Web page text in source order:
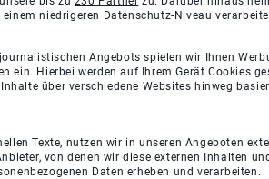
niedrigeren Datenschutz-Niveau
Angebots spielen wir Ihnen
ein. Hierbei werden auf Ihrem Gerät Cookies
über verschiedene Websites hinweg
Texte, nutzen wir in unseren Angeboten
von denen wir diese externen Inhalten
Daten erheben und verarbeiten.